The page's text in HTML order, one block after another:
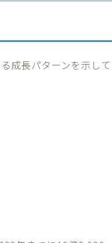
成長パターンを示して